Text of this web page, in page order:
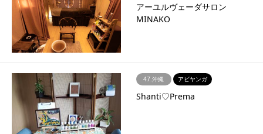
アーユルヴェーダサロン
MINAKO
47.沖縄 アビヤンガ
Shanti♡Prema